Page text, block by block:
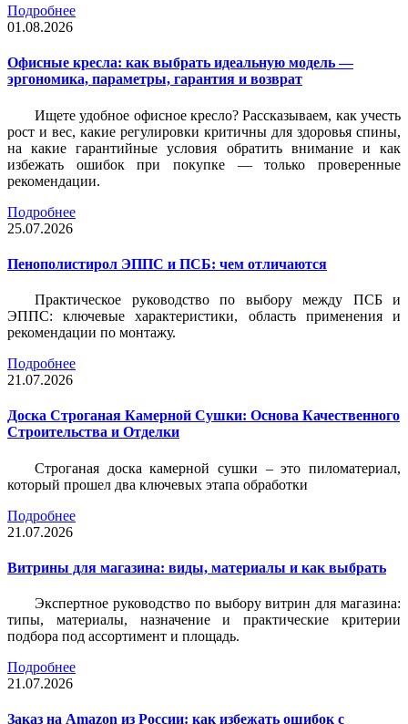
Подробнее
01.08.2026
Офисные кресла: как выбрать идеальную модель —
эргономика, параметры, гарантия и возврат
Ищете удобное офисное кресло? Рассказываем, как учесть
рост и вес, какие регулировки критичны для здоровья спины,
на какие гарантийные условия обратить внимание и как
избежать ошибок при покупке — только проверенные
рекомендации.
Подробнее
25.07.2026
Пенополистирол ЭППС и ПСБ: чем отличаются
Практическое руководство по выбору между ПСБ и
ЭППС: ключевые характеристики, область применения и
рекомендации по монтажу.
Подробнее
21.07.2026
Доска Строганая Камерной Сушки: Основа Качественного
Строительства и Отделки
Строганая доска камерной сушки – это пиломатериал,
который прошел два ключевых этапа обработки
Подробнее
21.07.2026
Витрины для магазина: виды, материалы и как выбрать
Экспертное руководство по выбору витрин для магазина:
типы, материалы, назначение и практические критерии
подбора под ассортимент и площадь.
Подробнее
21.07.2026
Заказ на Amazon из России: как избежать ошибок с